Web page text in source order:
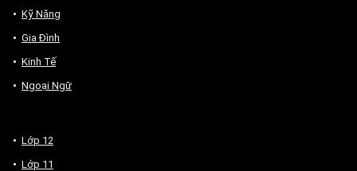
Kỹ Năng
Gia Đình
Kinh Tế
Ngoại Ngữ
Lớp 12
Lớp 11